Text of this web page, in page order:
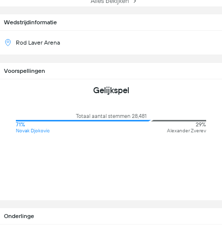
Wedstrijdinformatie
Rod Laver Arena
Voorspellingen
Gelijkspel
Totaal aantal stemmen 28,481
71%
Novak Djokovic
29%
Alexander Zverev
Onderlinge